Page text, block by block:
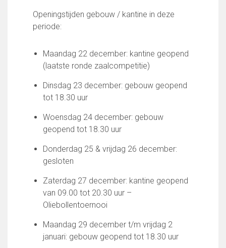
Vrouwen 1
Vrouwen- en meidenvoetbal
Zaalvoetbal
Walking Football
Programma
Onze opleiding
Jeugdopleiding FC Lisse
Opleidingsteams
Beleidsplan Jeugd
Keepersopleiding
Partnerclub van Ajax
LED-boarding NIEUW!
Sponsoren
Openingstijden gebouw / kantine in deze
periode:
Maandag 22 december: kantine geopend
(laatste ronde zaalcompetitie)
Dinsdag 23 december: gebouw geopend
tot 18.30 uur
Woensdag 24 december: gebouw
geopend tot 18.30 uur
Donderdag 25 & vrijdag 26 december:
gesloten
Zaterdag 27 december: kantine geopend
van 09.00 tot 20.30 uur –
Oliebollentoernooi
Maandag 29 december t/m vrijdag 2
januari: gebouw geopend tot 18.30 uur